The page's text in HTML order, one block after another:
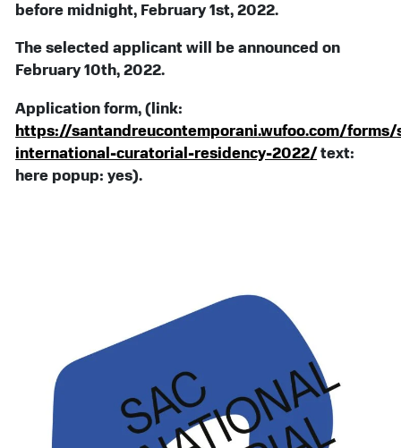
before midnight, February 1st, 2022.
The selected applicant will be announced on
February 10th, 2022.
Application form, (link:
https://santandreucontemporani.wufoo.com/forms/
international-curatorial-residency-2022/ text:
here popup: yes).